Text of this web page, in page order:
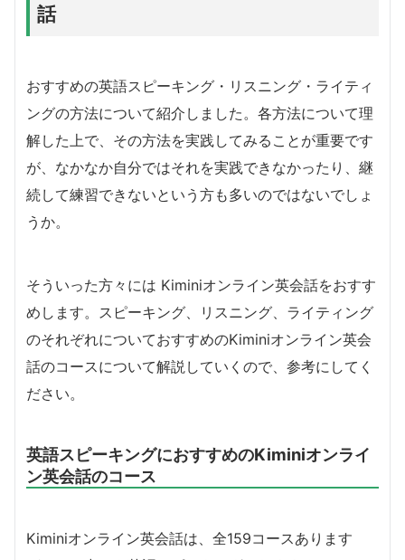
話
おすすめの英語スピーキング・リスニング・ライティ
ングの方法について紹介しました。各方法について理
解した上で、その方法を実践してみることが重要です
が、なかなか自分ではそれを実践できなかったり、継
続して練習できないという方も多いのではないでしょ
うか。
そういった方々には Kiminiオンライン英会話をおすす
めします。スピーキング、リスニング、ライティング
のそれぞれについておすすめのKiminiオンライン英会
話のコースについて解説していくので、参考にしてく
ださい。
英語スピーキングにおすすめのKiminiオンライ
ン英会話のコース
Kiminiオンライン英会話は、全159コースあります